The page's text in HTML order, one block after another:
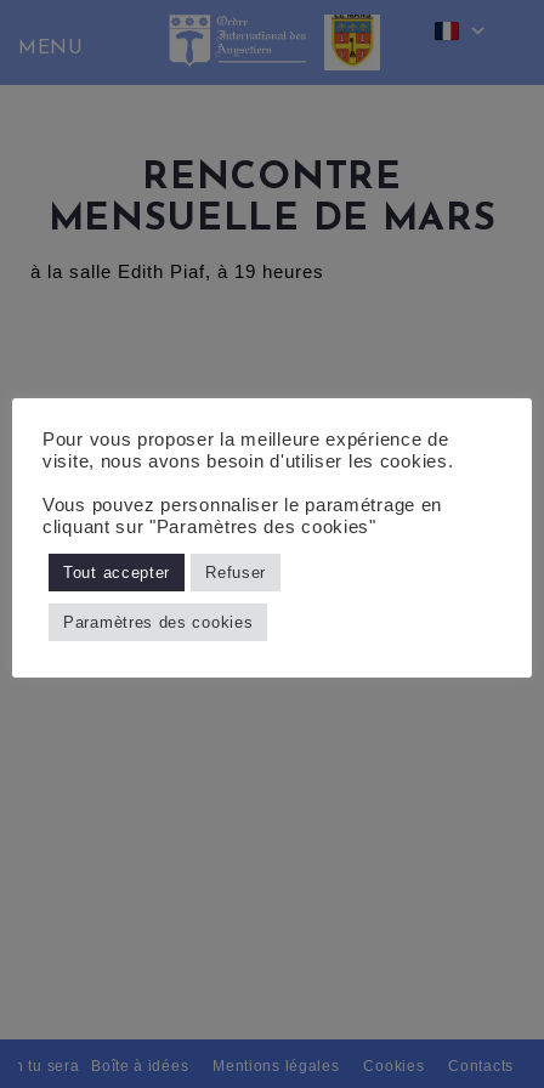
content
RENCONTRE
MENSUELLE DE MARS
à la salle Edith Piaf, à 19 heures
tu seras, Pour tous avec discernement. // L'amitié tu
Boîte à idées Mentions légales Cookies Contacts
Pour vous proposer la meilleure expérience de
visite, nous avons besoin d'utiliser les cookies.
Vous pouvez personnaliser le paramétrage en
cliquant sur "Paramètres des cookies"
Tout accepter Refuser
Paramètres des cookies